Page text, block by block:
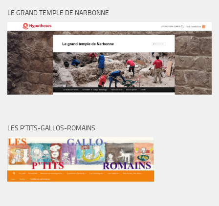
LE GRAND TEMPLE DE NARBONNE
LES P’TITS-GALLOS-ROMAINS